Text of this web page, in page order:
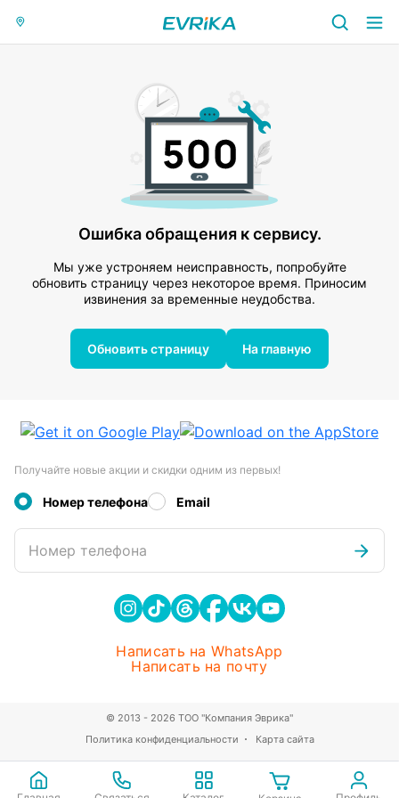
Ошибка обращения к сервису.
Мы уже устроняем неисправность, попробуйте
обновить страницу через некоторое время. Приносим
извинения за временные неудобства.
Обновить страницу На главную
Получайте новые акции и скидки одним из первых!
Номер телефона Email
Номер телефона
Написать на WhatsApp
Написать на почту
Политика конфиденциальности Карта сайта
© 2013 - 2026 ТОО "Компания Эврика"